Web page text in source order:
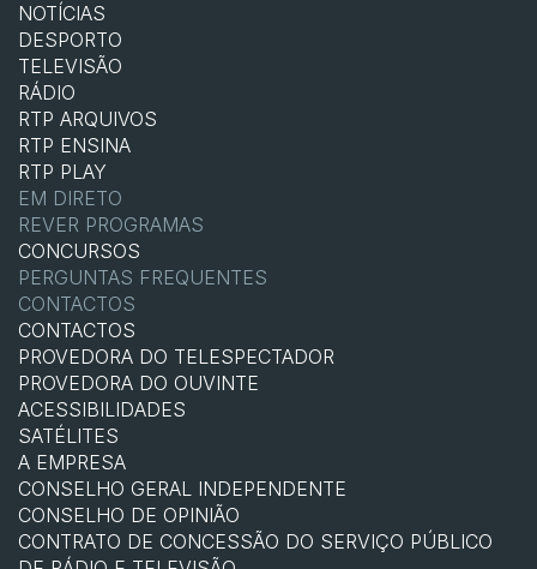
NOTÍCIAS
DESPORTO
TELEVISÃO
RÁDIO
RTP ARQUIVOS
RTP ENSINA
RTP PLAY
EM DIRETO
REVER PROGRAMAS
CONCURSOS
PERGUNTAS FREQUENTES
CONTACTOS
CONTACTOS
PROVEDORA DO TELESPECTADOR
PROVEDORA DO OUVINTE
ACESSIBILIDADES
SATÉLITES
A EMPRESA
CONSELHO GERAL INDEPENDENTE
CONSELHO DE OPINIÃO
CONTRATO DE CONCESSÃO DO SERVIÇO PÚBLICO